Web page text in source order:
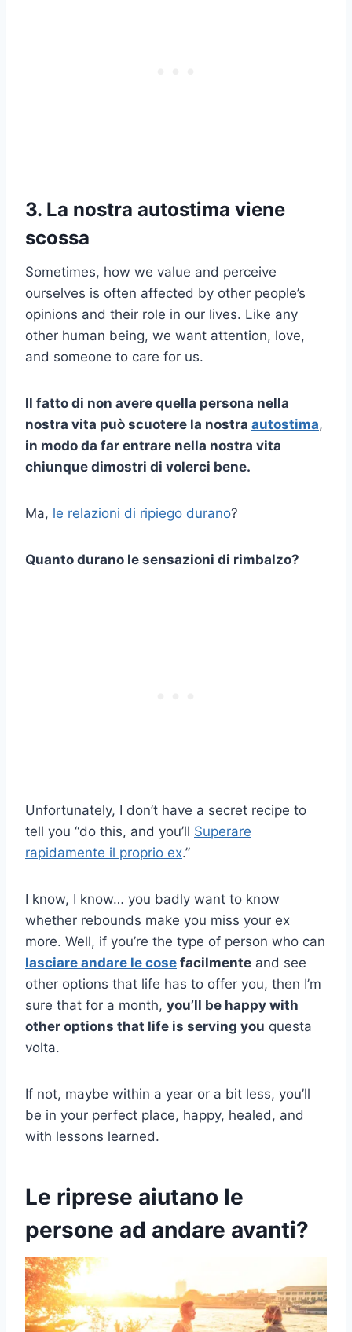
3. La nostra autostima viene
scossa
Sometimes, how we value and perceive
ourselves is often affected by other people’s
opinions and their role in our lives. Like any
other human being, we want attention, love,
and someone to care for us.
Il fatto di non avere quella persona nella
nostra vita può scuotere la nostra autostima,
in modo da far entrare nella nostra vita
chiunque dimostri di volerci bene.
Ma, le relazioni di ripiego durano?
Quanto durano le sensazioni di rimbalzo?
Unfortunately, I don’t have a secret recipe to
tell you “do this, and you’ll Superare
rapidamente il proprio ex.”
I know, I know… you badly want to know
whether rebounds make you miss your ex
more. Well, if you’re the type of person who can
lasciare andare le cose facilmente and see
other options that life has to offer you, then I’m
sure that for a month, you’ll be happy with
other options that life is serving you questa
volta.
If not, maybe within a year or a bit less, you’ll
be in your perfect place, happy, healed, and
with lessons learned.
Le riprese aiutano le
persone ad andare avanti?